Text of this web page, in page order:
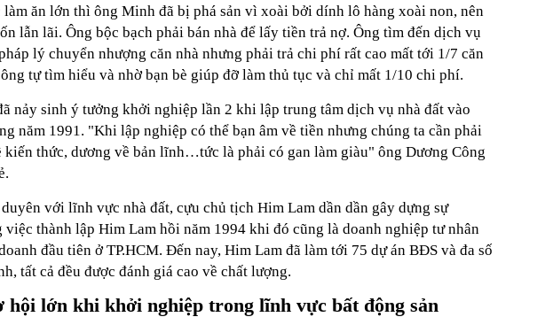
ăn lớn thì ông Minh đã bị phá sản vì xoài bởi dính lô hàng xoài non, nên
lẫn lãi. Ông bộc bạch phải bán nhà để lấy tiền trả nợ. Ông tìm đến dịch vụ
lý chuyển nhượng căn nhà nhưng phải trả chi phí rất cao mất tới 1/7 căn
ông tự tìm hiểu và nhờ bạn bè giúp đỡ làm thủ tục và chỉ mất 1/10 chi phí.
nảy sinh ý tưởng khởi nghiệp lần 2 khi lập trung tâm dịch vụ nhà đất vào
năm 1991. "Khi lập nghiệp có thể bạn âm về tiền nhưng chúng ta cần phải
kiến thức, dương về bản lĩnh…tức là phải có gan làm giàu" ông Dương Công
với lĩnh vực nhà đất, cựu chủ tịch Him Lam dần dần gây dựng sự
việc thành lập Him Lam hồi năm 1994 khi đó cũng là doanh nghiệp tư nhân
đầu tiên ở TP.HCM. Đến nay, Him Lam đã làm tới 75 dự án BĐS và đa số
tất cả đều được đánh giá cao về chất lượng.
hội lớn khi khởi nghiệp trong lĩnh vực bất động sản